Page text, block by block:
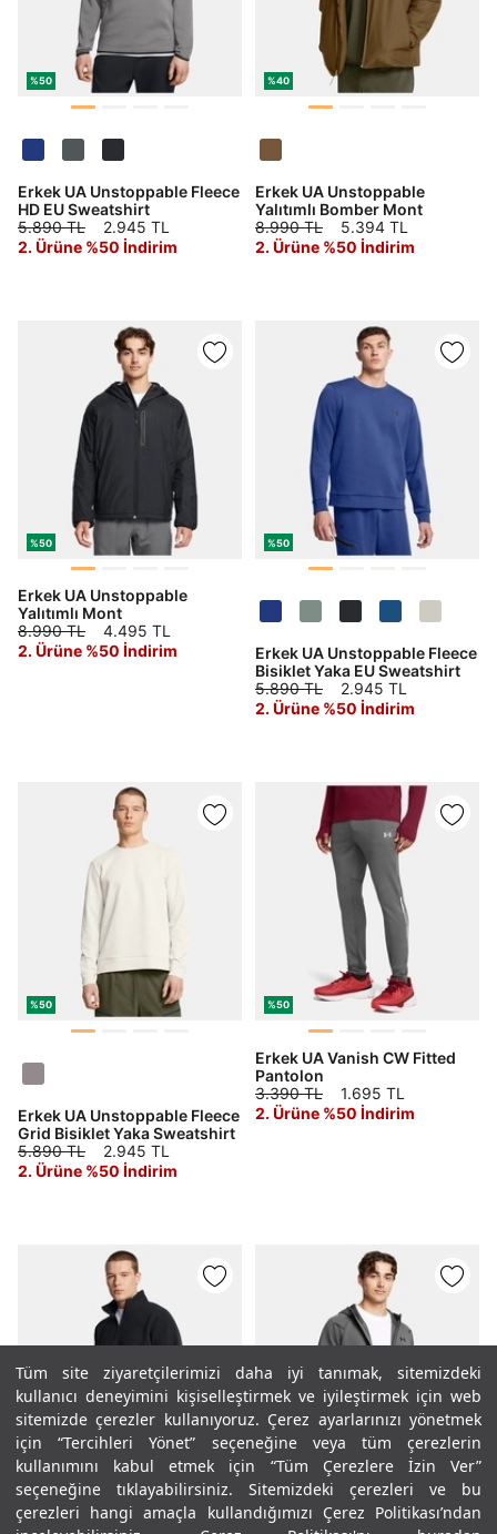
Tüm site ziyaretçilerimizi daha iyi tanımak, sitemizdeki
kullanıcı deneyimini kişiselleştirmek ve iyileştirmek için web
sitemizde çerezler kullanıyoruz. Çerez ayarlarınızı yönetmek
için “Tercihleri Yönet” seçeneğine veya tüm çerezlerin
kullanımını kabul etmek için “Tüm Çerezlere İzin Ver”
seçeneğine tıklayabilirsiniz. Sitemizdeki çerezleri ve bu
çerezleri hangi amaçla kullandığımızı Çerez Politikası’ndan
%50
Erkek UA Unstoppable Fleece
HD EU Sweatshirt
5.890 TL
2.945 TL
2. Ürüne %50 İndirim
%40
Erkek UA Unstoppable
Yalıtımlı Bomber Mont
8.990 TL
5.394 TL
2. Ürüne %50 İndirim
%50
Erkek UA Unstoppable
Yalıtımlı Mont
8.990 TL
4.495 TL
2. Ürüne %50 İndirim
%50
Erkek UA Unstoppable Fleece
Bisiklet Yaka EU Sweatshirt
5.890 TL
2.945 TL
2. Ürüne %50 İndirim
%50
Erkek UA Unstoppable Fleece
Grid Bisiklet Yaka Sweatshirt
5.890 TL
2.945 TL
2. Ürüne %50 İndirim
%50
Erkek UA Vanish CW Fitted
Pantolon
3.390 TL
1.695 TL
2. Ürüne %50 İndirim
%40 %30